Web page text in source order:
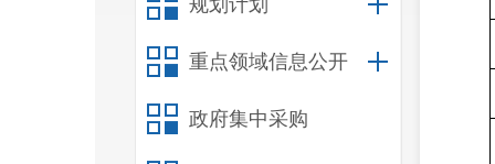
规划计划
重点领域信息公开
政府集中采购